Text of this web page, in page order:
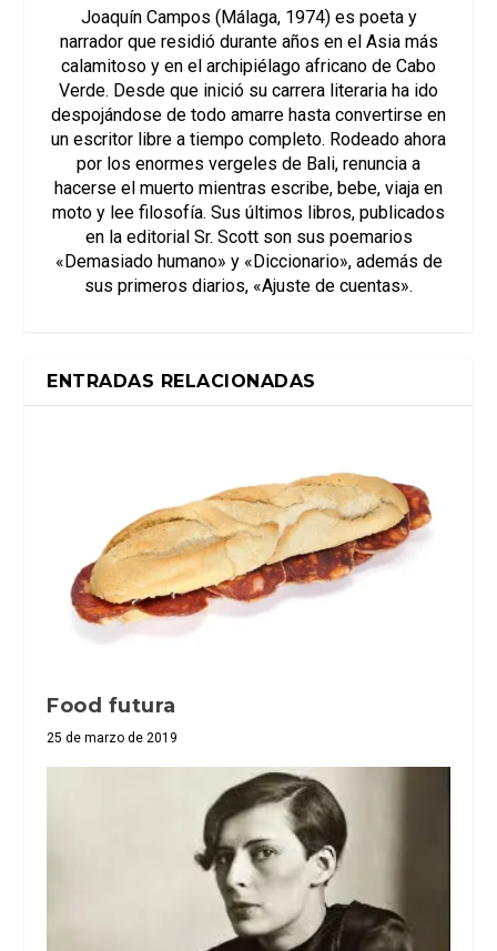
Joaquín Campos (Málaga, 1974) es poeta y
narrador que residió durante años en el Asia más
calamitoso y en el archipiélago africano de Cabo
Verde. Desde que inició su carrera literaria ha ido
despojándose de todo amarre hasta convertirse en
un escritor libre a tiempo completo. Rodeado ahora
por los enormes vergeles de Bali, renuncia a
hacerse el muerto mientras escribe, bebe, viaja en
moto y lee filosofía. Sus últimos libros, publicados
en la editorial Sr. Scott son sus poemarios
«Demasiado humano» y «Diccionario», además de
sus primeros diarios, «Ajuste de cuentas».
ENTRADAS RELACIONADAS
Food futura
25 de marzo de 2019